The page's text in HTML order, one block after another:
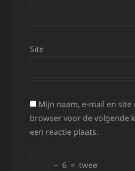
Site
Mijn naam, e-mail en site
browser voor de volgende
een reactie plaats.
− 6 = twee